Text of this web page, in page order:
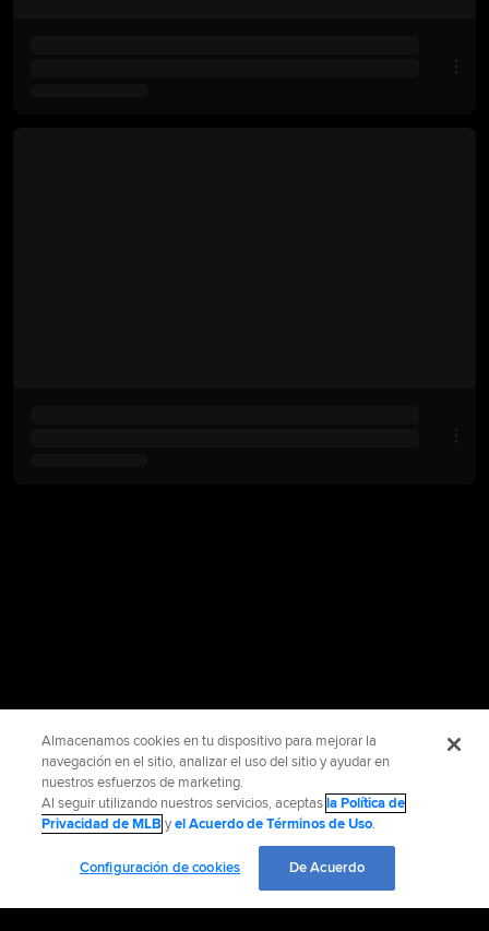
Almacenamos cookies en tu dispositivo para mejorar la
navegación en el sitio, analizar el uso del sitio y ayudar en
nuestros esfuerzos de marketing.
Al seguir utilizando nuestros servicios, aceptasla Política de
Privacidad de MLB yel Acuerdo de Términos de Uso.
Configuración de cookies De Acuerdo